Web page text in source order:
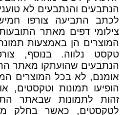
הנתבעים והנתבעים לא
לכתב התביעה צורפו
צילומי דפים מאתר
המוצרים הן באמצעות
טקסט נלווה. בנוסף,
הנתבעים שהועתקו מאתר
אומנם, לא בכל המוצרים
הופיעו תמונות וטקסטים,
זהות לתמונות שבאתר
לטקסטים, כאשר בחלק